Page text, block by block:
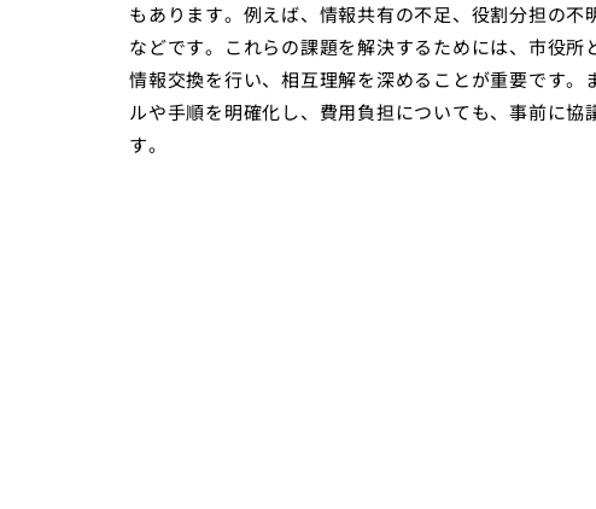
もあります。例えば、情報共有の不足、役割分担の不
などです。これらの課題を解決するためには、市役所
情報交換を行い、相互理解を深めることが重要です。
ルや手順を明確化し、費用負担についても、事前に協
す。